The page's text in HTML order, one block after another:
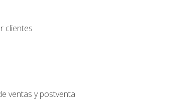
clientes
ventas y postventa